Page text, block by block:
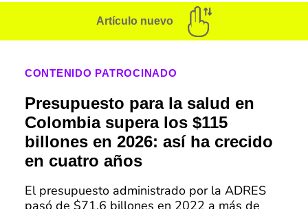
Artículo nuevo
CONTENIDO PATROCINADO
Presupuesto para la salud en
Colombia supera los $115
billones en 2026: así ha crecido
en cuatro años
El presupuesto administrado por la ADRES
pasó de $71,6 billones en 2022 a más de